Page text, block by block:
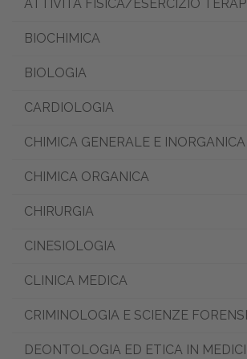
ATTIVITÀ FISICA/ESERCIZIO
BIOCHIMICA
BIOLOGIA
CARDIOLOGIA
CHIMICA GENERALE E INORGANICA
CHIMICA ORGANICA
CHIRURGIA
CINESIOLOGIA
CLINICA MEDICA
CRIMINOLOGIA E SCIENZE FORENSI
DEONTOLOGIA ED ETICA IN